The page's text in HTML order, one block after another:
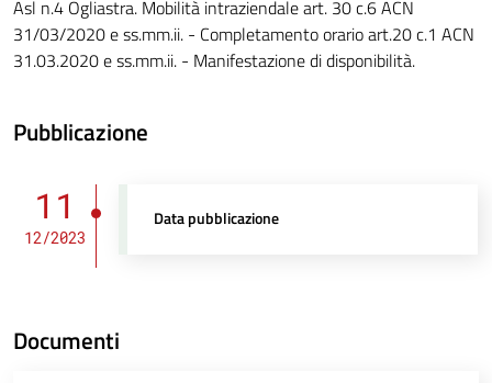
Asl n.4 Ogliastra. Mobilità intraziendale art. 30 c.6 ACN
31/03/2020 e ss.mm.ii. - Completamento orario art.20 c.1 ACN
31.03.2020 e ss.mm.ii. - Manifestazione di disponibilità.
Pubblicazione
11
12/2023
Data pubblicazione
Documenti